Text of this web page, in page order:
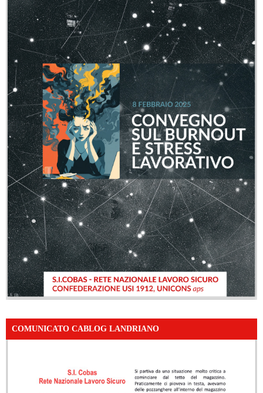
COMUNICATO CABLOG LANDRIANO